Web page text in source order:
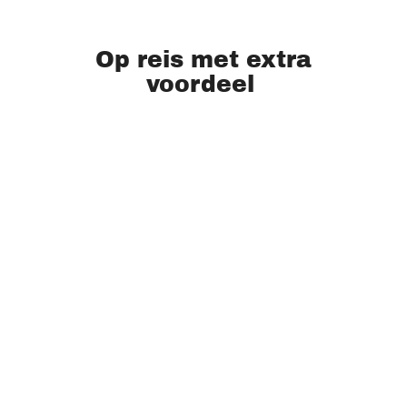
Op reis met extra
voordeel